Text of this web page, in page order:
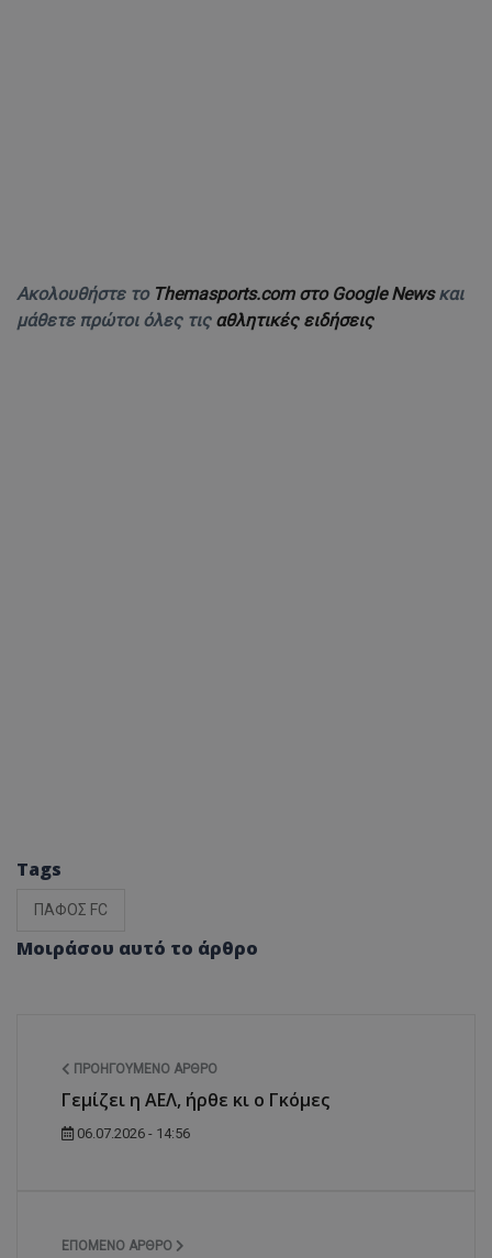
Ακολουθήστε το Themasports.com στο Google Newsκαι
μάθετε πρώτοι όλες τις αθλητικές ειδήσεις
Tags
ΠΑΦΟΣ FC
Μοιράσου αυτό το άρθρο
ΠΡΟΗΓΟΎΜΕΝΟ ΆΡΘΡΟ
Γεμίζει η ΑΕΛ, ήρθε κι ο Γκόμες
06.07.2026 - 14:56
ΕΠΌΜΕΝΟ ΆΡΘΡΟ